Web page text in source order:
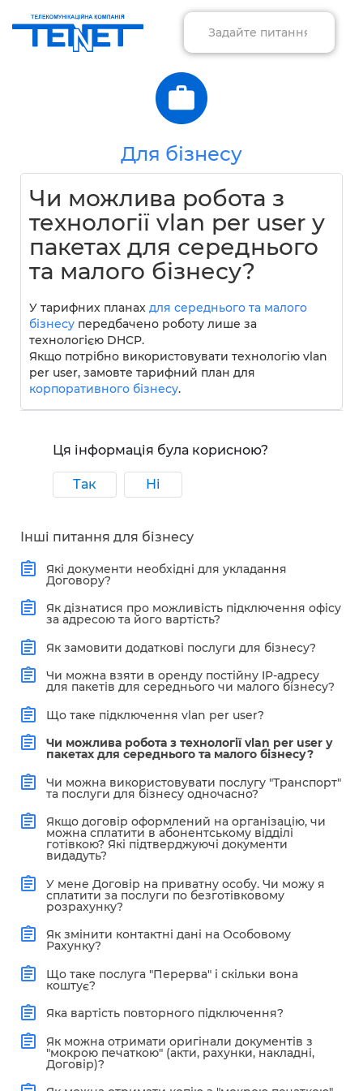
Для бізнесу
Чи можлива робота з
технології vlan per user у
пакетах для середнього
та малого бізнесу?
У тарифних планах для середнього та малого
бізнесу передбачено роботу лише за
технологією DHCP.
Якщо потрібно використовувати технологію vlan
per user, замовте тарифний план для
корпоративного бізнесу.
Ця інформація була корисною?
Так Ні
Інші питання для бізнесу
Які документи необхідні для укладання
Договору?
Як дізнатися про можливість підключення офісу
за адресою та його вартість?
Як замовити додаткові послуги для бізнесу?
Чи можна взяти в оренду постійну IP-адресу
для пакетів для середнього чи малого бізнесу?
Що таке підключення vlan per user?
Чи можлива робота з технології vlan per user у
пакетах для середнього та малого бізнесу?
Чи можна використовувати послугу "Транспорт"
та послуги для бізнесу одночасно?
Якщо договір оформлений на організацію, чи
можна сплатити в абонентському відділі
готівкою? Які підтверджуючі документи
видадуть?
У мене Договір на приватну особу. Чи можу я
сплатити за послуги по безготівковому
розрахунку?
Як змінити контактні дані на Особовому
Рахунку?
Що таке послуга "Перерва" і скільки вона
коштує?
Яка вартість повторного підключення?
Як можна отримати оригінали документів з
"мокрою печаткою" (акти, рахунки, накладні,
Договір)?